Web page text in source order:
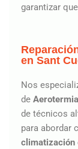
garantizar
en Sant
Nos
de Aerotermia
de técnicos
para abordar
climatización